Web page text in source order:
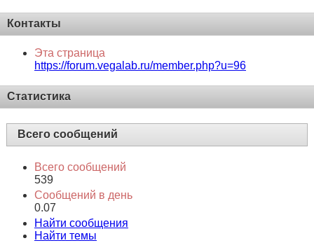
Род занятий
устраиваю чужой быт
Контакты
Эта страница
https://forum.vegalab.ru/member.php?u=96
Статистика
Всего сообщений
Всего сообщений
539
Сообщений в день
0.07